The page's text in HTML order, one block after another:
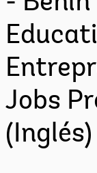
Jobs
(Inglés)